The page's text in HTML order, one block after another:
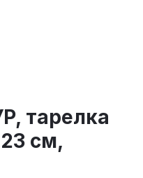
тарелка
см,